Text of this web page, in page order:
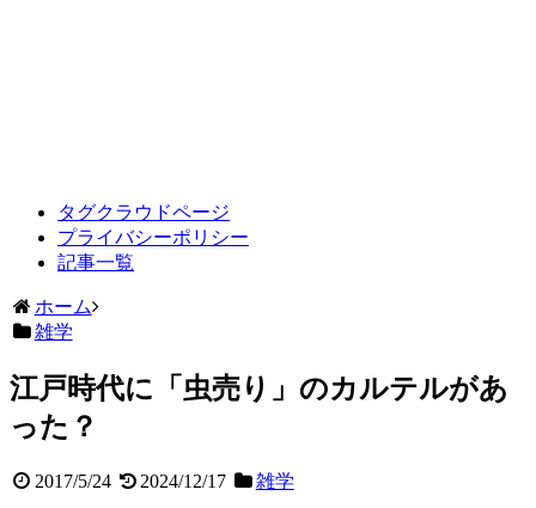
タグクラウドページ
プライバシーポリシー
記事一覧
ホーム
雑学
江戸時代に「虫売り」のカルテルがあ
った？
2017/5/24 2024/12/17 雑学